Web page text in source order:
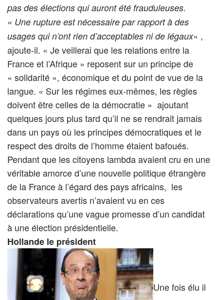
pas des élections qui auront été frauduleuses.
« Une rupture est nécessaire par rapport à des
usages qui n’ont rien d’acceptables ni de légaux« ,
ajoute-il. « Je veillerai que les relations entre la
France et l’Afrique » reposent sur un principe de
« solidarité », économique et du point de vue de la
langue. « Sur les régimes eux-mêmes, les règles
doivent être celles de la démocratie » ajoutant
quelques jours plus tard qu’il ne se rendrait jamais
dans un pays où les principes démocratiques et le
respect des droits de l’homme étaient bafoués.
Pendant que les citoyens lambda avaient cru en une
véritable amorce d’une nouvelle politique étrangère
de la France à l’égard des pays africains, les
observateurs avertis n’avaient vu en ces
déclarations qu’une vague promesse d’un candidat
à une élection présidentielle.
Hollande le président
Une fois élu il